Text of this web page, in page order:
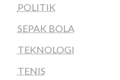
POLITIK
SEPAK BOLA
TEKNOLOGI
TENIS